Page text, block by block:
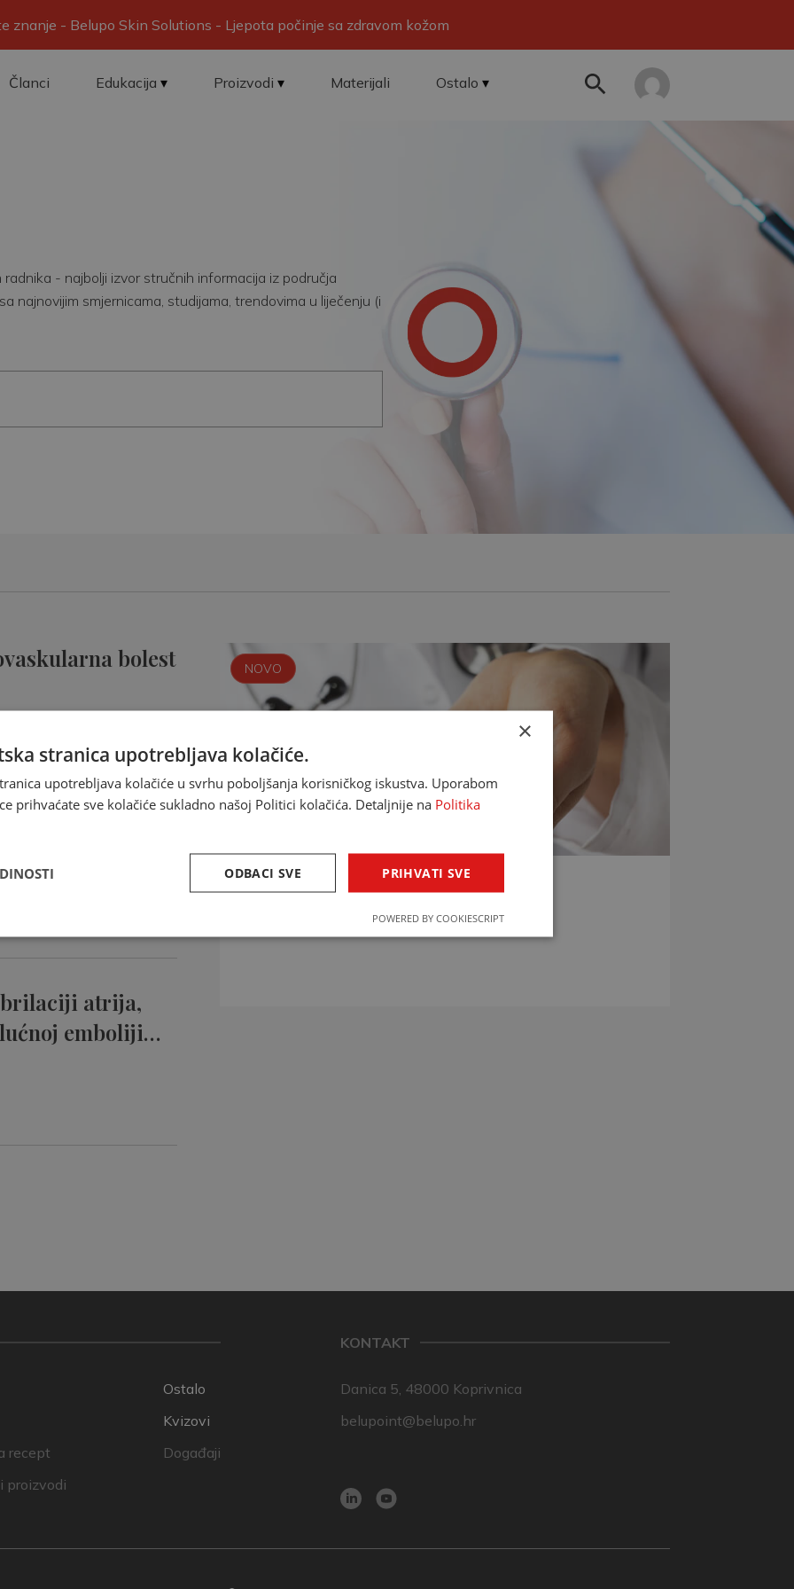
znanje - Belupo Skin Solutions - Ljepota počinje sa zdravom kožom
Članci Edukacija Proizvodi Materijali Ostalo
- najbolji izvor stručnih informacija iz područja
najnovijim smjernicama, studijama, trendovima u liječenju (i
bolest
atrija,
emboliji…
NOVO
INTERAKCIJE LIJEKOVA
Provjerite interakcije lijekova u svega par klikova!
recept
proizvodi
Ostalo
Kvizovi
Događaji
KONTAKT
Danica 5, 48000 Koprivnica
belupoint@belupo.hr
×
stranica upotrebljava kolačiće.
upotrebljava kolačiće u svrhu poboljšanja korisničkog iskustva. Uporabom
prihvaćate sve kolačiće sukladno našoj Politici kolačića. Detaljnije na Politika
PRIHVATI SVE
ODBACI SVE
POWERED BY COOKIESCRIPT